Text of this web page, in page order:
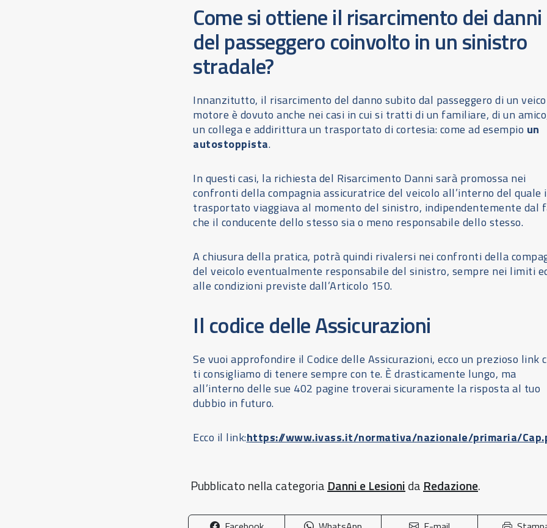
Come si ottiene il risarcimento dei danni
del passeggero coinvolto in un sinistro
stradale?
Innanzitutto, il risarcimento del danno subito dal passeggero di un
motore è dovuto anche nei casi in cui si tratti di un familiare, di un
un collega e addirittura un trasportato di cortesia: come ad esempio un
autostoppista.
In questi casi, la richiesta del Risarcimento Danni sarà promossa nei
confronti della compagnia assicuratrice del veicolo all’interno del quale
trasportato viaggiava al momento del sinistro, indipendentemente dal
che il conducente dello stesso sia o meno responsabile dello stesso.
A chiusura della pratica, potrà quindi rivalersi nei confronti della
del veicolo eventualmente responsabile del sinistro, sempre nei limiti
alle condizioni previste dall’Articolo 150.
Il codice delle Assicurazioni
Se vuoi approfondire il Codice delle Assicurazioni, ecco un prezioso link
ti consigliamo di tenere sempre con te. È drasticamente lungo, ma
all’interno delle sue 402 pagine troverai sicuramente la risposta al tuo
dubbio in futuro.
Ecco il link:https://www.ivass.it/normativa/nazionale/primaria/
Pubblicato nella categoria Danni e Lesionida Redazione.